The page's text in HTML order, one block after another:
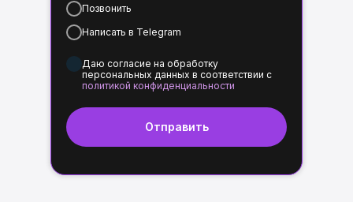
Позвонить
Написать в Telegram
Даю согласие на обработку
персональных данных в соответствии с
политикой конфиденциальности
Отправить